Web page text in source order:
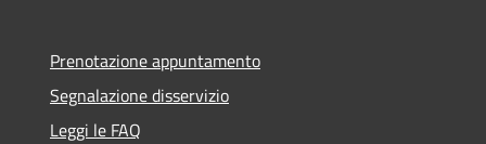
Prenotazione appuntamento
Segnalazione disservizio
Leggi le FAQ